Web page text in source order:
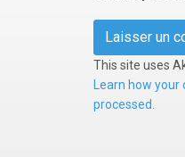
This site uses
Learn how
processed.